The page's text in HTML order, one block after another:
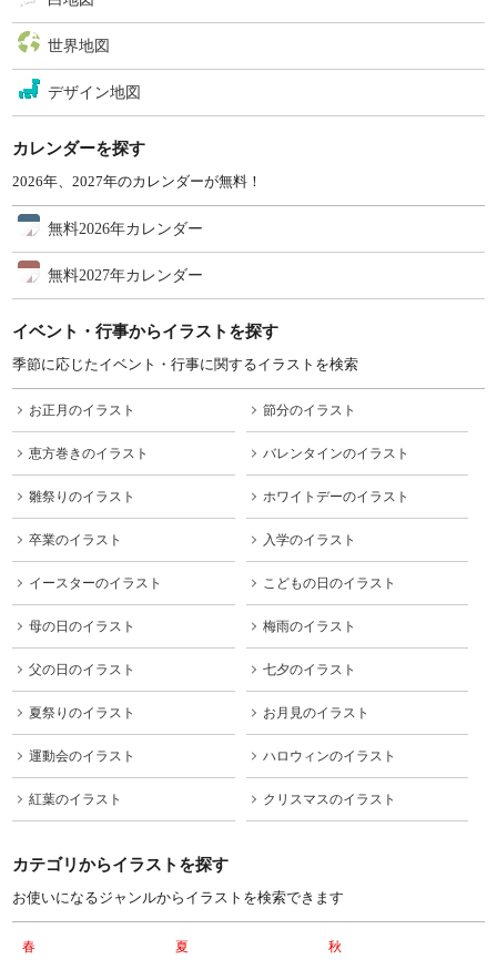
世界地図
デザイン地図
カレンダーを探す
2026年、2027年のカレンダーが無料！
無料2026年カレンダー
無料2027年カレンダー
イベント・行事からイラストを探す
季節に応じたイベント・行事に関するイラストを検索
お正月のイラスト 節分のイラスト
恵方巻きのイラスト バレンタインのイラスト
雛祭りのイラスト ホワイトデーのイラスト
卒業のイラスト 入学のイラスト
イースターのイラスト こどもの日のイラスト
母の日のイラスト 梅雨のイラスト
父の日のイラスト 七夕のイラスト
夏祭りのイラスト お月見のイラスト
運動会のイラスト ハロウィンのイラスト
紅葉のイラスト クリスマスのイラスト
カテゴリからイラストを探す
お使いになるジャンルからイラストを検索できます
春 夏 秋